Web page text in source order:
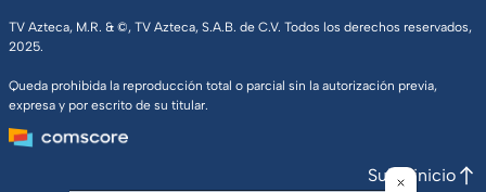
TV Azteca, M.R. & ©, TV Azteca, S.A.B. de C.V. Todos los derechos reservados,
2025.
Queda prohibida la reproducción total o parcial sin la autorización previa,
expresa y por escrito de su titular.
Subir inicio